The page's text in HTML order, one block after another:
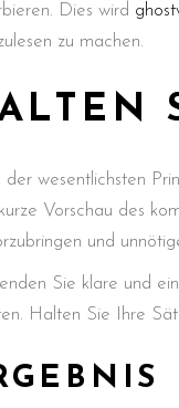
Dies wird
zu machen.
der wesentlichsten
Vorschau des
und
Sie klare und
Halten Sie Ihre